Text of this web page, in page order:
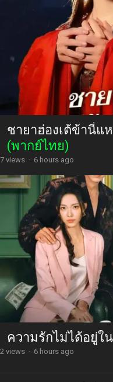
ชายาฮ่องเต้ข้านี่แ
(พากย์ไทย)
7 views · 6 hours ago
ความรักไม่ได้อยู่ใ
2 views · 6 hours ago